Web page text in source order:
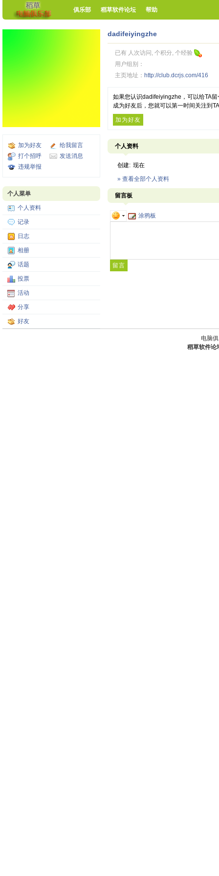
俱乐部 稻草软件论坛 帮助
加为好友
给我留言
打个招呼
发送消息
违规举报
个人菜单
个人资料
记录
日志
相册
话题
投票
活动
分享
好友
dadifeiyingzhe
已有 人次访问, 个积分, 个经验
用户组别：
主页地址： http://club.dcrjs.com/416
如果您认识dadifeiyingzhe，可以给TA
成为好友后，您就可以第一时间关注到
加为好友
个人资料
创建: 现在
» 查看全部个人资料
留言板
涂鸦板
电脑
稻草软件论